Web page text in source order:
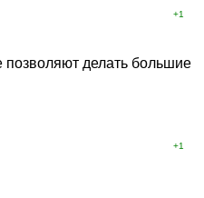
+1
делать большие
+1